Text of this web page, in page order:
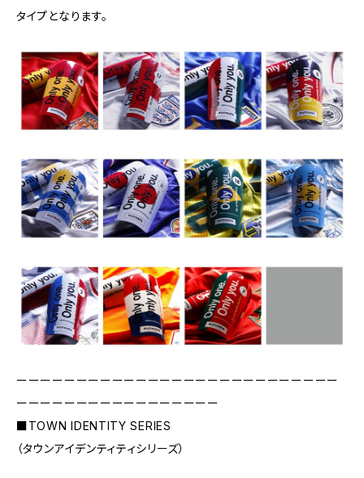
タイプとなります。
ーーーーーーーーーーーーーーーーーーーーーーーーーーー
ーーーーーーーーーーーーーーーーー
■TOWN IDENTITY SERIES
（タウンアイデンティティシリーズ）